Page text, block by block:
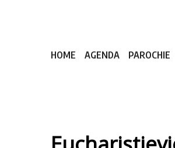
HOME AGENDA PAROCHIE